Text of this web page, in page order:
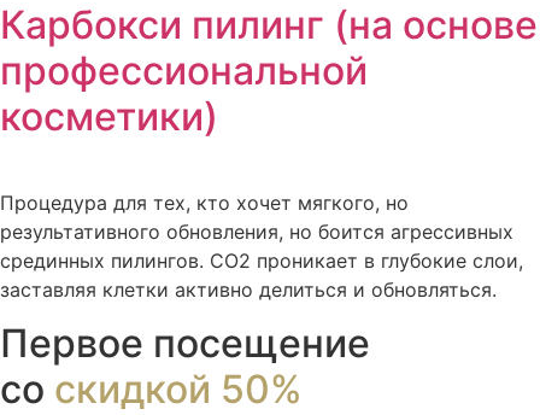
Карбокси пилинг (на основе
профессиональной
косметики)
Процедура для тех, кто хочет мягкого, но
результативного обновления, но боится агрессивных
срединных пилингов. CO2 проникает в глубокие слои,
заставляя клетки активно делиться и обновляться.
Первое посещение
со скидкой 50%